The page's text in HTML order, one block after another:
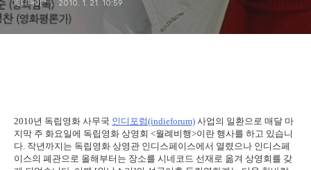
페니웨이™ 2010. 1. 21. 10:59
2010년 독립영화 사무국 인디포럼(indieforum) 사업의 일환으로 매달 마
지막 주 화요일에 독립영화 상영회 <월례비행>이란 행사를 하고 있습니
다. 작년까지는 독립영화 상영관 인디스페이스에서 열렸으나 인디스페
이스의 폐관으로 올해부터는 장소를 시네코드 선재로 옮겨 상영회를 갖